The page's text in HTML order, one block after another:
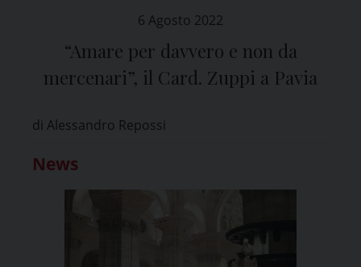
6 Agosto 2022
“Amare per davvero e non da
mercenari”, il Card. Zuppi a Pavia
di Alessandro Repossi
News